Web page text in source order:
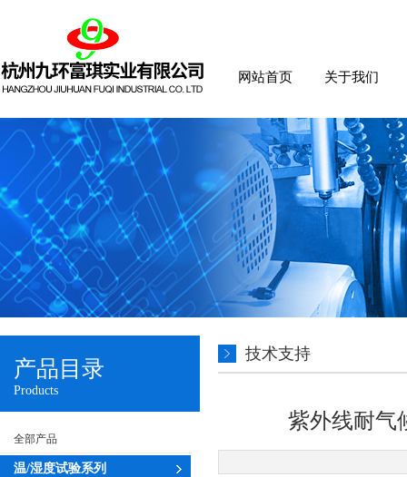
网站首页 关于我们
产品目录
Products
全部产品
温/湿度试验系列
技术支持
紫外线耐气